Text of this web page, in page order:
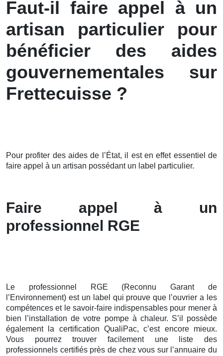
Faut-il faire appel à un
artisan particulier pour
bénéficier des aides
gouvernementales sur
Frettecuisse ?
Pour profiter des aides de l’État, il est en effet essentiel de
faire appel à un artisan possédant un label particulier.
Faire appel à un
professionnel RGE
Le professionnel RGE (Reconnu Garant de
l’Environnement) est un label qui prouve que l’ouvrier a les
compétences et le savoir-faire indispensables pour mener à
bien l’installation de votre pompe à chaleur. S’il possède
également la certification QualiPac, c’est encore mieux.
Vous pourrez trouver facilement une liste des
professionnels certifiés près de chez vous sur l’annuaire du